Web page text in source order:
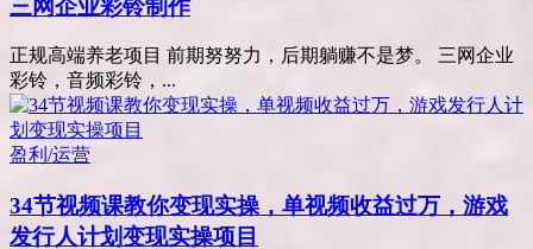
三网企业彩铃制作
正规高端养老项目 前期努努力，后期躺赚不是梦。 三网企业
彩铃，音频彩铃，...
盈利/运营
34节视频课教你变现实操，单视频收益过万，游戏
发行人计划变现实操项目